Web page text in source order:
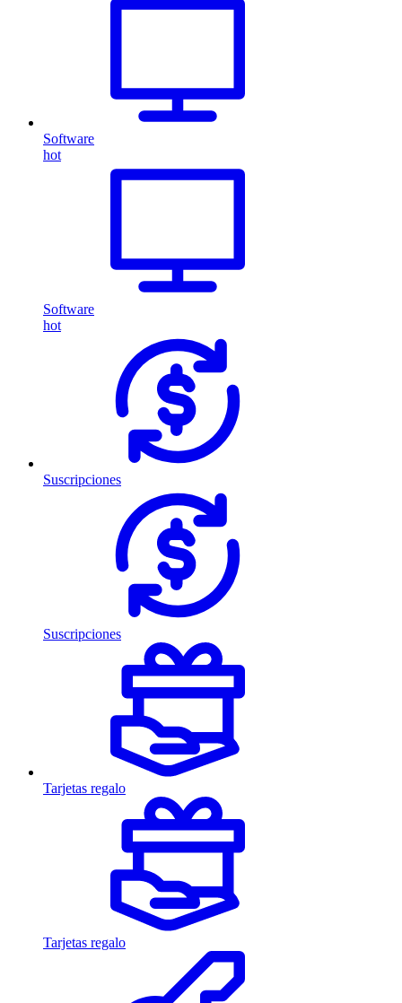
Software
hot
Software
hot
Suscripciones
Suscripciones
Tarjetas regalo
Tarjetas regalo